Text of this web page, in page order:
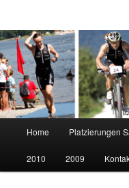
Home Platzierungen
2010 2009